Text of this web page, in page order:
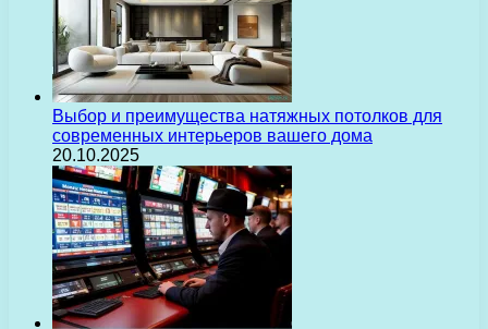
Выбор и преимущества натяжных потолков для
современных интерьеров вашего дома
20.10.2025